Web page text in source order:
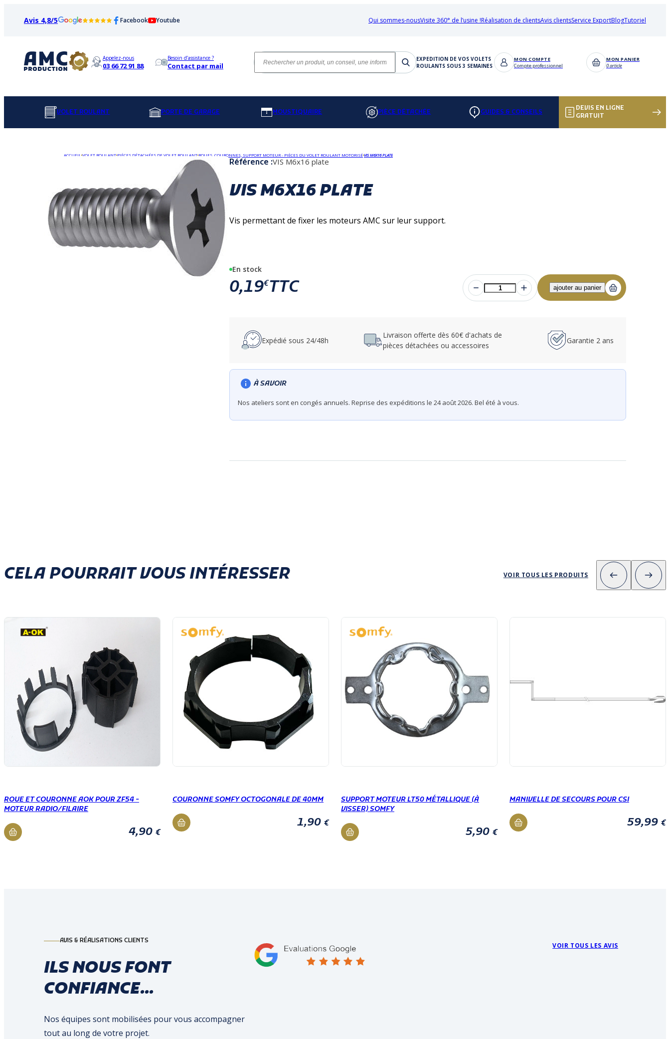
Avis 4,8/5 Facebook Youtube Qui sommes-nousVisite 360° de l’usine !Réalisation de clientsAvis clientsService ExportBlogTutoriel
Appelez-nous
03 66 72 91 88
Besoin d’assistance ?
Contact par mail
EXPEDITION DE VOS VOLETS
ROULANTS SOUS 3 SEMAINES
MON COMPTE
Compte professionnel
MON PANIER
0 article
VOLET ROULANT PORTE DE GARAGE MOUSTIQUAIRE PIÈCE DÉTACHÉE GUIDES & CONSEILS
DEVIS EN LIGNE
GRATUIT
ACCUEIL VOLET ROULANT PIÈCES DÉTACHÉES DE VOLET ROULANT ROUES, COURONNES, SUPPORT MOTEUR - PIÈCES DU VOLET ROULANT MOTORISÉVIS M6X16 PLATE
Référence :VIS M6x16 plate
VIS M6X16 PLATE
Vis permettant de fixer les moteurs AMC sur leur support.
En stock
0,19€TTC
Expédié sous 24/48h
Livraison offerte dès 60€ d'achats de
pièces détachées ou accessoires
Garantie 2 ans
À SAVOIR
Nos ateliers sont en congés annuels. Reprise des expéditions le 24 août 2026. Bel été à vous.
CELA POURRAIT VOUS INTÉRESSER VOIR TOUS LES PRODUITS
ROUE ET COURONNE AOK POUR ZF54 -
MOTEUR RADIO/FILAIRE
4,90 €
COURONNE SOMFY OCTOGONALE DE 40MM
1,90 €
SUPPORT MOTEUR LT50 MÉTALLIQUE (À
VISSER) SOMFY
5,90 €
MANIVELLE DE SECOURS POUR CSI
59,99 €
AVIS & RÉALISATIONS CLIENTS
ILS NOUS FONT
CONFIANCE...
Nos équipes sont mobilisées pour vous accompagner
tout au long de votre projet.
VOIR TOUS LES AVIS